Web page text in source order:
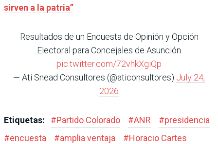
sirven a la patria”
Resultados de un Encuesta de Opinión y Opción
Electoral para Concejales de Asunción
pic.twitter.com/72vhkXgiQp
— Ati Snead Consultores (@aticonsultores) July 24,
2026
Etiquetas: #Partido Colorado #ANR #presidencia
#encuesta #amplia ventaja #Horacio Cartes